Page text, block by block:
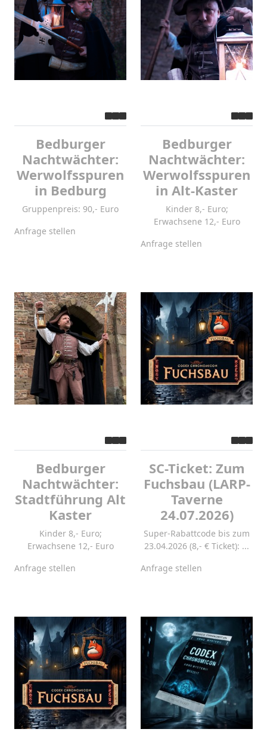
Bedburger
Nachtwächter:
Werwolfsspuren
in Bedburg
Gruppenpreis: 90,- Euro
Anfrage stellen
Bedburger
Nachtwächter:
Werwolfsspuren
in Alt-Kaster
Kinder 8,- Euro;
Erwachsene 12,- Euro
Anfrage stellen
Bedburger
Nachtwächter:
Stadtführung Alt
Kaster
Kinder 8,- Euro;
Erwachsene 12,- Euro
Anfrage stellen
SC-Ticket: Zum
Fuchsbau (LARP-
Taverne
24.07.2026)
Super-Rabattcode bis zum
23.04.2026 (8,- € Ticket): ...
Anfrage stellen